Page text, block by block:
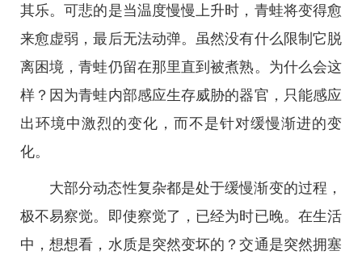
其乐。可悲的是当温度慢慢上升时，青蛙将变得愈
来愈虚弱，最后无法动弹。虽然没有什么限制它脱
离困境，青蛙仍留在那里直到被煮熟。为什么会这
样？因为青蛙内部感应生存威胁的器官，只能感应
出环境中激烈的变化，而不是针对缓慢渐进的变
化。
大部分动态性复杂都是处于缓慢渐变的过程，
极不易察觉。即使察觉了，已经为时已晚。在生活
中，想想看，水质是突然变坏的？交通是突然拥塞